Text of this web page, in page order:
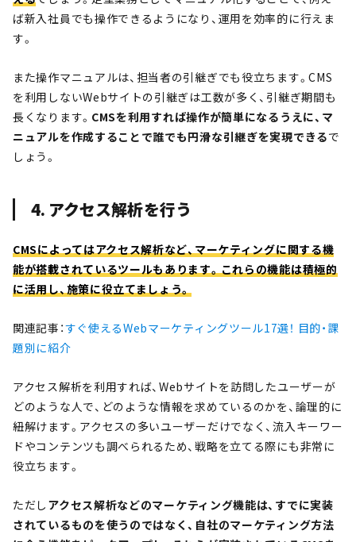
ば新入社員でも操作できるようになり、運用を効率的に行えま
す。
また操作マニュアルは、担当者の引継ぎでも役立ちます。CMS
を利用しないWebサイトの引継ぎは工数が多く、引継ぎ期間も
長くなります。 CMSを利用すれば操作が簡単になるうえに、マ
ニュアルを作成することで誰でも円滑な引継ぎを実現できるで
しょう。
4. アクセス解析を行う
CMSによってはアクセス解析など、マーケティングに関する機
能が搭載されているツールもあります。これらの機能は積極的
に活用し、施策に役立てましょう。
関連記事：すぐ使えるWebマーケティングツール17選！ 目的・課
題別に紹介
アクセス解析を利用すれば、Webサイトを訪問したユーザーが
どのような人で、どのような情報を求めているのかを、論理的に
紐解けます。アクセスの多いユーザーだけでなく、流入キーワー
ドやコンテンツも調べられるため、戦略を立てる際にも非常に
役立ちます。
ただし アクセス解析などのマーケティング機能は、すでに実装
されているものを使うのではなく、自社のマーケティング方法